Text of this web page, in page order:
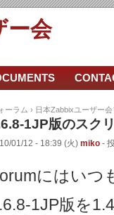
ー会
ーラム › 日本Zabbixユーザー
1JP版のスク
01/12 - 18:39 (火) miko -
にはいつ
1JP版を